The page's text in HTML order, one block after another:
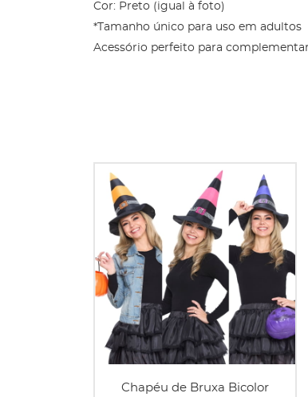
Cor: Preto (igual à foto)
*Tamanho único para uso em adultos
Acessório perfeito para
Chapéu de Bruxa Bicolor